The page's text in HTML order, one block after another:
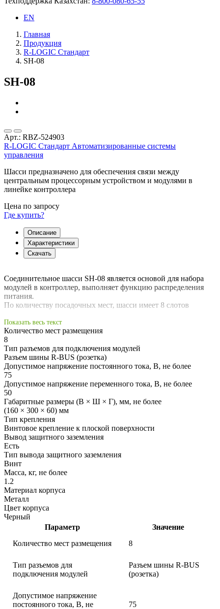
EN
Главная
Продукция
R-LOGIC Стандарт
SH-08
SH-08
Арт.: RBZ-524903
R-LOGIC Стандарт Автоматизированные системы
управления
Шасси предназначено для обеспечения связи между
центральным процессорным устройством и модулями в
линейке контроллера
Цена по запросу
Где купить?
Описание
Характеристики
Скачать
Соединительное шасси SH-08 является основой для набора
модулей в контроллер, выполняет функцию распределения
питания.
По количеству посадочных мест, шасси имеет 8 слотов
Количество мест размещения
8
Тип разъемов для подключения модулей
Разъем шины R-BUS (розетка)
Допустимое напряжение постоянного тока, В, не более
75
Допустимое напряжение переменного тока, В, не более
50
Габаритные размеры (В × Ш × Г), мм, не более
(160 × 300 × 60) мм
Тип крепления
Винтовое крепление к плоской поверхности
Вывод защитного заземления
Есть
Тип вывода защитного заземления
Винт
Масса, кг, не более
1.2
Материал корпуса
Металл
Цвет корпуса
Черный
Параметр
Значение
Количество мест размещения
8
Тип разъемов для
подключения модулей
Разъем шины R-BUS
(розетка)
Допустимое напряжение
постоянного тока, В, не
75